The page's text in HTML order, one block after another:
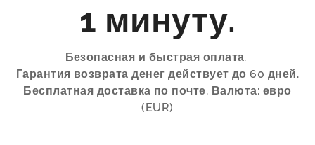
1 минуту.
Безопасная и быстрая оплата.
Гарантия возврата денег действует до 60 дней.
Бесплатная доставка по почте. Валюта: евро
(EUR)